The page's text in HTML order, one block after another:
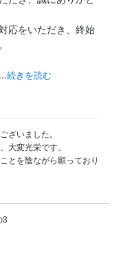
応をいただき、終始
続きを読む
ざいました。
大変光栄です。
とを陰ながら願っており
3